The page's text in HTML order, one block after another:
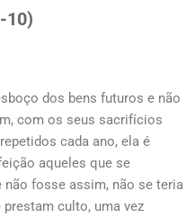
10)
dos bens futuros e não
com os seus sacrifícios
cada ano, ela é
aqueles que se
não fosse assim, não se teria
culto, uma vez